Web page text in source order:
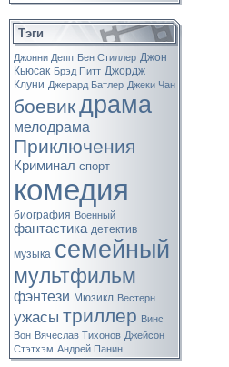
Тэги
Джонни Депп Бен Стиллер Джон
Кьюсак Брэд Питт Джордж
Клуни Джерард Батлер Джеки Чан
боевикдрама
мелодрама
Приключения
Криминал спорт
комедия
биография Военный
фантастика детектив
музыка семейный
мультфильм
фэнтези Мюзикл Вестерн
ужасы триллер Винс
Вон Вячеслав Тихонов Джейсон
Стэтхэм Андрей Панин